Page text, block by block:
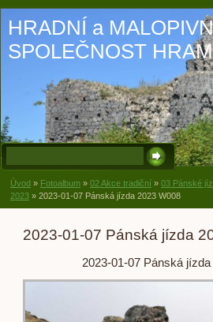
HRADNÍ a
SPOLEČNOST
Úvod » Fotoalbum » 02 Akce tradiční » 03 Pánské
2023 » 2023-01-07 Pánská jízda 2023 W008
2023-01-07 Pánská jízda
2023-01-07 Pánská